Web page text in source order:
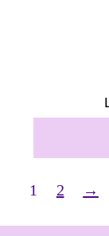
1 2 →